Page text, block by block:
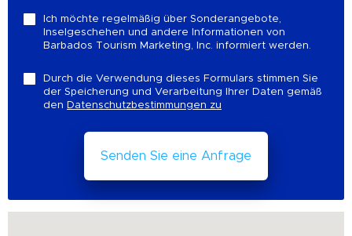
Ich möchte regelmäßig über Sonderangebote,
Inselgeschehen und andere Informationen von
Barbados Tourism Marketing, Inc. informiert werden.
Durch die Verwendung dieses Formulars stimmen Sie
der Speicherung und Verarbeitung Ihrer Daten gemäß
den Datenschutzbestimmungen zu